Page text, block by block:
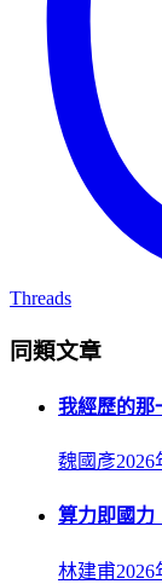
Threads
同類文章
我經歷的那
魏國彥2026
算力即國
林建甫2026